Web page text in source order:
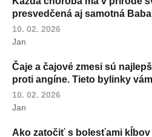
presvedčená aj samotná
10. 02. 2026
Jan
Čaje a čajové zmesi sú
proti angíne. Tieto bylinky
10. 02. 2026
Jan
Ako zatočiť s bolesťami